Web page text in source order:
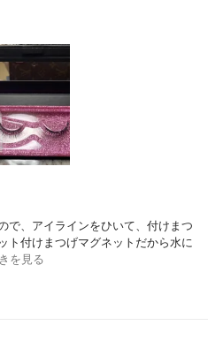
で、アイラインをひいて、付けまつ
ト付けまつげマグネットだから水に
を見る